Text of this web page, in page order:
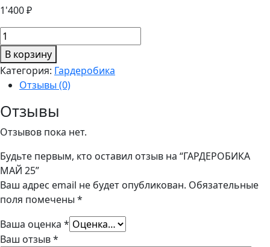
1'400₽
Количество
товара
ГАРДЕРОБИКА
МАЙ
25
В корзину
Категория: Гардеробика
Отзывы (0)
Отзывы
Отзывов пока нет.
Будьте первым, кто оставил отзыв на “ГАРДЕРОБИКА
МАЙ 25”
Ваш адрес email не будет опубликован. Обязательные
поля помечены *
Ваша оценка *
Ваш отзыв*